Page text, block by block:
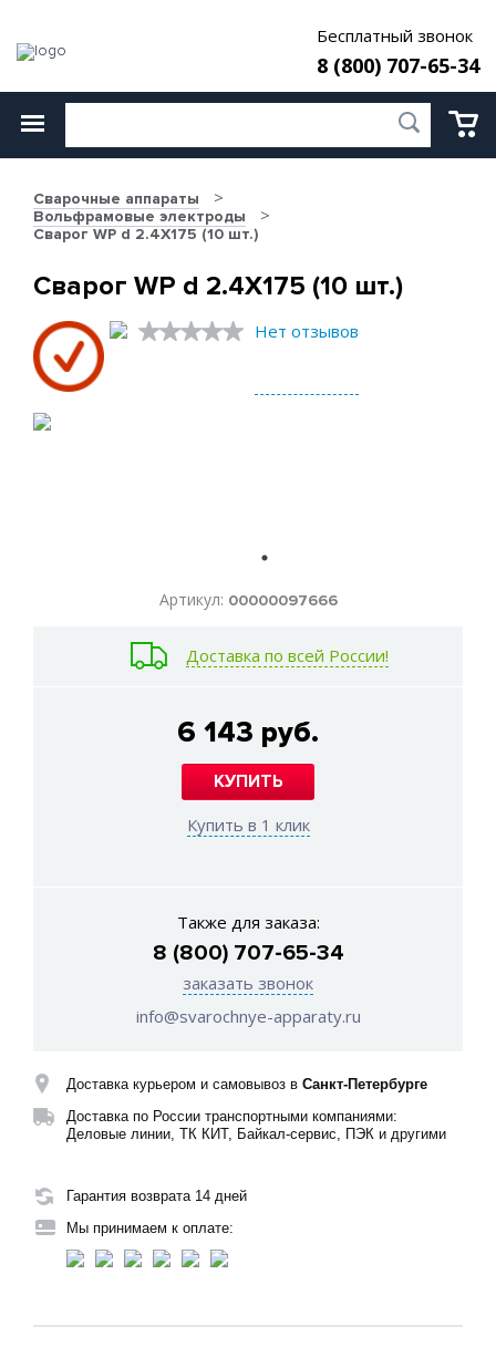
Бесплатный звонок
8 (800) 707-65-34
Сварочные аппараты
Вольфрамовые электроды
Сварог WP d 2.4X175 (10 шт.)
Сварог WP d 2.4X175 (10 шт.)
Нет отзывов
Артикул: 00000097666
Доставка по всей России!
6 143 руб.
КУПИТЬ
Купить в 1 клик
Также для заказа:
8 (800) 707-65-34
заказать звонок
info@svarochnye-apparaty.ru
Доставка курьером и самовывоз в Санкт-Петербурге
Доставка по России транспортными компаниями:
Деловые линии, ТК КИТ, Байкал-сервис, ПЭК и другими
Гарантия возврата 14 дней
Мы принимаем к оплате: